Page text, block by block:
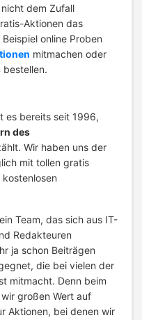
dem Zufall
Aktionen das
online Proben
mitmachen oder
bestellen.
es bereits seit 1996,
des
Wir haben uns der
mit tollen gratis
Team, das sich aus IT-
Redakteuren
ja schon Beiträgen
die bei vielen der
mitmacht. Denn beim
großen Wert auf
Aktionen, bei denen wir